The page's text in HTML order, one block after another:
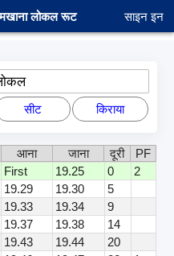
लोकल रूट साइन इन
सीट किराया
आना जाना दूरी
PF
First 19.25 0
2
19.29 19.30
5
19.33 19.34
9
19.37 19.38
14
19.43 19.44
20